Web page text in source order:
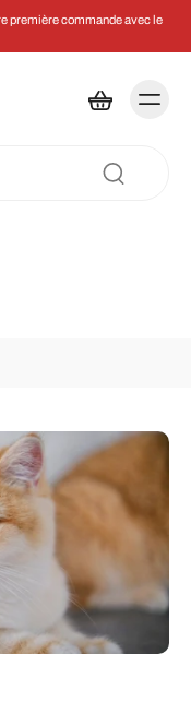
première commande avec le